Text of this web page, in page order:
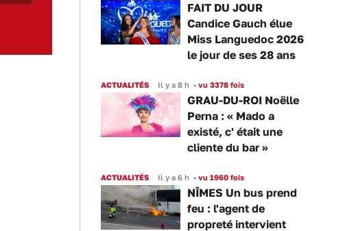
FAIT DU JOUR
Candice Gauch élue
Miss Languedoc 2026
le jour de ses 28 ans
ACTUALITÉS Il y a 8 h • vu 3378 fois
GRAU-DU-ROI Noëlle
Perna : « Mado a
existé, c' était une
cliente du bar »
ACTUALITÉS Il y a 6 h • vu 1960 fois
NÎMES Un bus prend
feu : l'agent de
propreté intervient